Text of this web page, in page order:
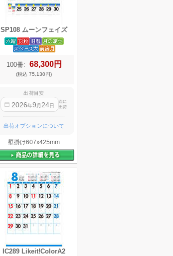
SP108 ムーンフェイズ
100冊: 68,300円
(税込 75,130円)
出荷目安
2026年9 月 24日
迄に
出荷
出荷オプションについて
壁掛け607x425mm
IC289 Likeit!ColorA2